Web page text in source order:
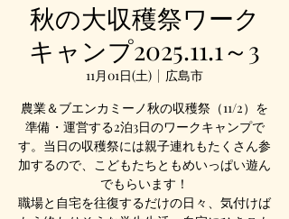
秋の大収穫祭ワーク
キャンプ2025.11.1～3
11月01日(土)
  |
広島市
農業＆ブエンカミーノ秋の収穫祭（11/2）を
準備・運営する2泊3日のワークキャンプで
す。当日の収穫祭には親子連れもたくさん参
加するので、こどもたちともめいっぱい遊ん
でもらいます！
職場と自宅を往復するだけの日々、気付けば